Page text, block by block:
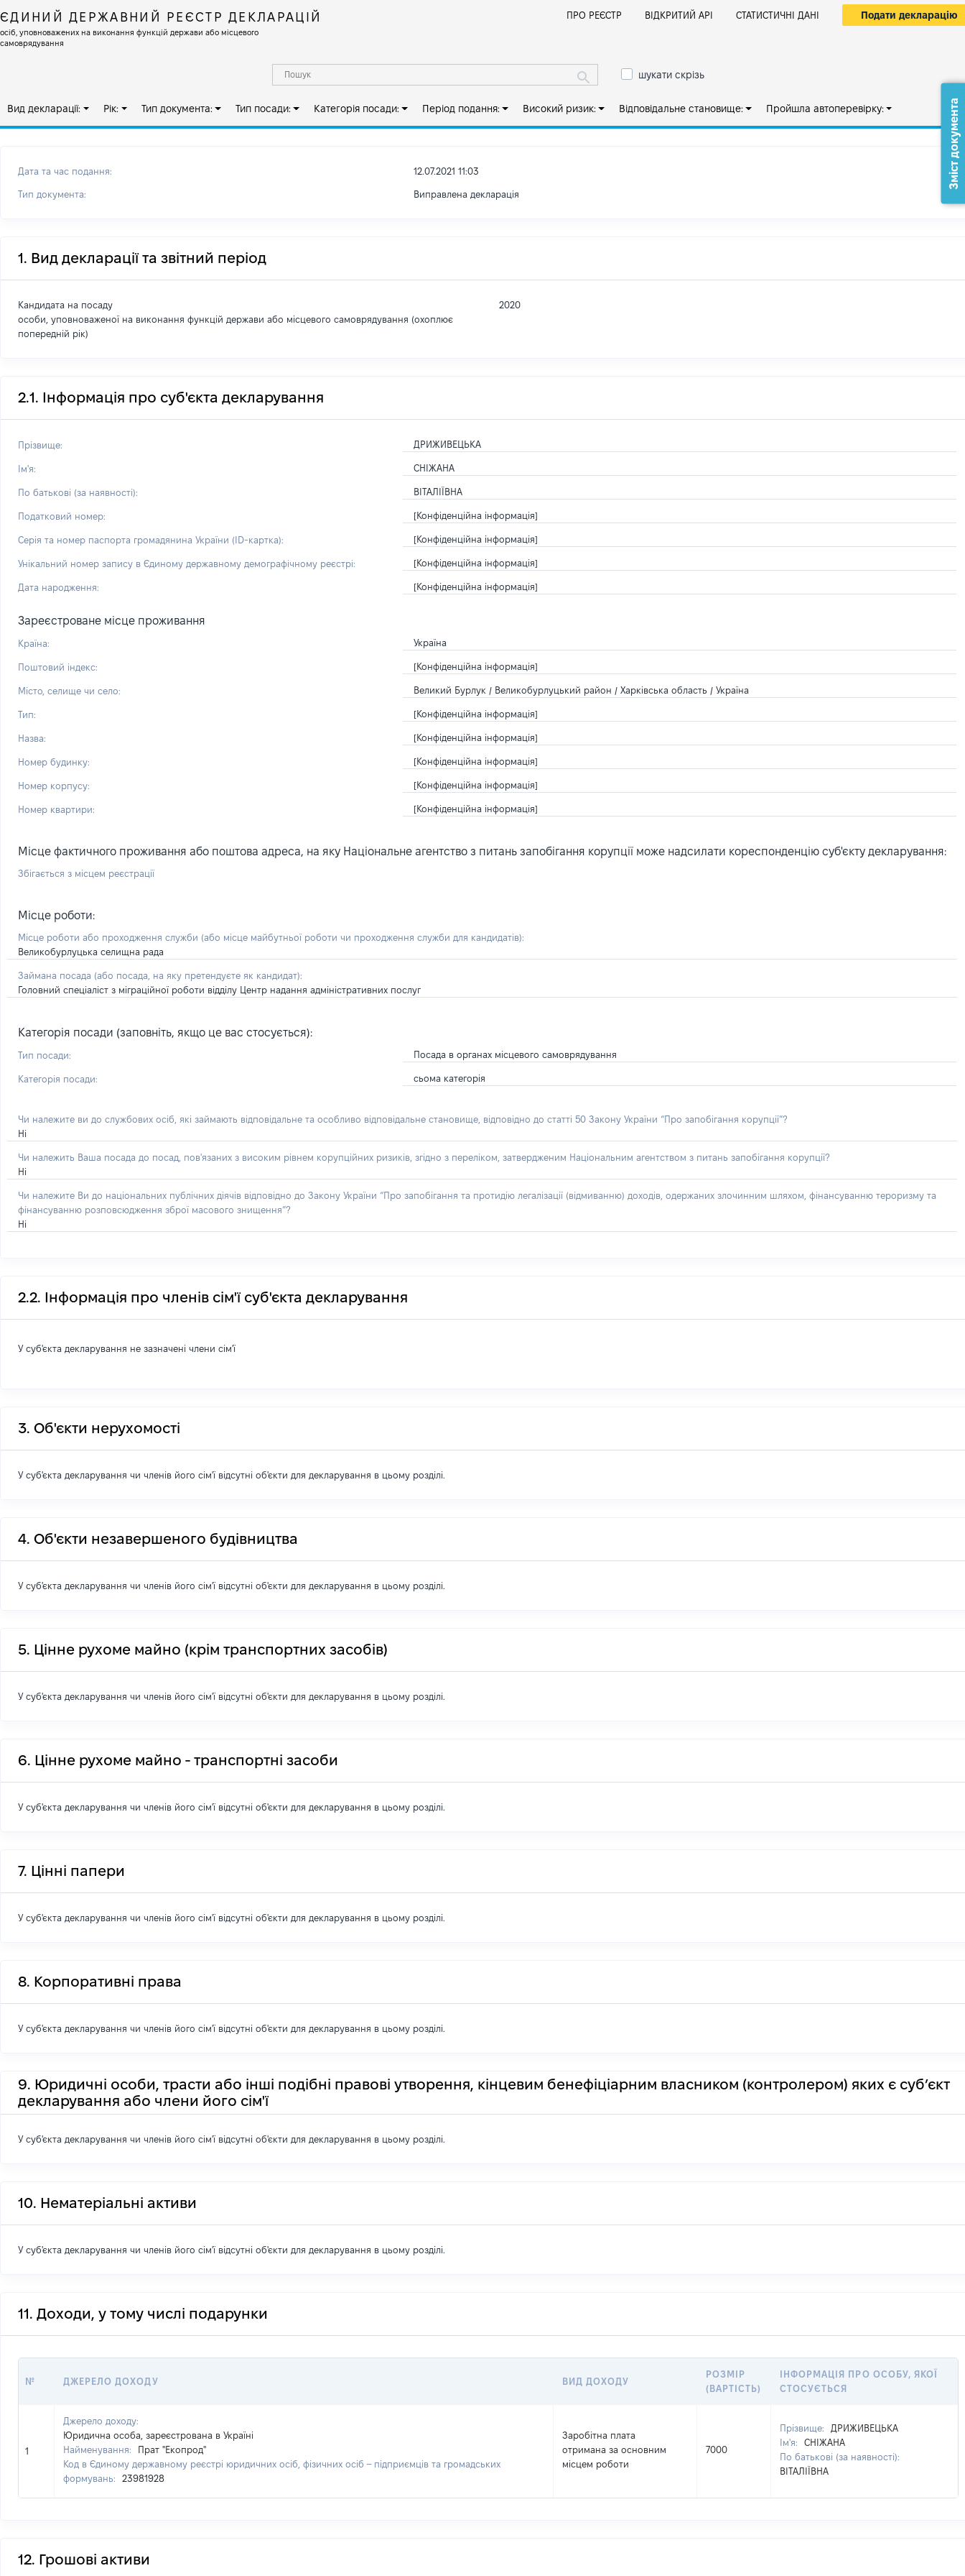
ЄДИНИЙ ДЕРЖАВНИЙ РЕЄСТР ДЕКЛАРАЦІЙ
осіб, уповноважених на виконання функцій держави або місцевого
самоврядування
ПРО РЕЄСТР ВІДКРИТИЙ АРІ СТАТИСТИЧНІ ДАНІ Подати декларацію
шукати скрізь
Вид декларації: Рік: Тип документа: Тип посади: Категорія посади: Період подання: Високий ризик: Відповідальне становище: Пройшла автоперевірку:
Дата та час подання: 12.07.2021 11:03
Тип документа: Виправлена декларація
1. Вид декларації та звітний період
Кандидата на посаду
особи, уповноваженої на виконання функцій держави або місцевого самоврядування (охоплює
попередній рік)
2020
2.1. Інформація про суб'єкта декларування
Прізвище: ДРИЖИВЕЦЬКА
Ім'я: СНІЖАНА
По батькові (за наявності): ВІТАЛІЇВНА
Податковий номер: [Конфіденційна інформація]
Серія та номер паспорта громадянина України (ID-картка): [Конфіденційна інформація]
Унікальний номер запису в Єдиному державному демографічному реєстрі: [Конфіденційна інформація]
Дата народження: [Конфіденційна інформація]
Зареєстроване місце проживання
Країна: Україна
Поштовий індекс: [Конфіденційна інформація]
Місто, селище чи село: Великий Бурлук / Великобурлуцький район / Харківська область / Україна
Тип: [Конфіденційна інформація]
Назва: [Конфіденційна інформація]
Номер будинку: [Конфіденційна інформація]
Номер корпусу: [Конфіденційна інформація]
Номер квартири: [Конфіденційна інформація]
Місце фактичного проживання або поштова адреса, на яку Національне агентство з питань запобігання корупції може надсилати кореспонденцію суб'єкту декларування:
Збігається з місцем реєстрації
Місце роботи:
Місце роботи або проходження служби (або місце майбутньої роботи чи проходження служби для кандидатів):
Великобурлуцька селищна рада
Займана посада (або посада, на яку претендуєте як кандидат):
Головний спеціаліст з міграційної роботи відділу Центр надання адміністративних послуг
Категорія посади (заповніть, якщо це вас стосується):
Тип посади: Посада в органах місцевого самоврядування
Категорія посади: сьома категорія
Чи належите ви до службових осіб, які займають відповідальне та особливо відповідальне становище, відповідно до статті 50 Закону України “Про запобігання корупції”?
Ні
Чи належить Ваша посада до посад, пов'язаних з високим рівнем корупційних ризиків, згідно з переліком, затвердженим Національним агентством з питань запобігання корупції?
Ні
Чи належите Ви до національних публічних діячів відповідно до Закону України “Про запобігання та протидію легалізації (відмиванню) доходів, одержаних злочинним шляхом, фінансуванню тероризму та
фінансуванню розповсюдження зброї масового знищення”?
Ні
2.2. Інформація про членів сім'ї суб'єкта декларування
У суб'єкта декларування не зазначені члени сім'ї
3. Об'єкти нерухомості
У суб'єкта декларування чи членів його сім'ї відсутні об'єкти для декларування в цьому розділі.
4. Об'єкти незавершеного будівництва
У суб'єкта декларування чи членів його сім'ї відсутні об'єкти для декларування в цьому розділі.
5. Цінне рухоме майно (крім транспортних засобів)
У суб'єкта декларування чи членів його сім'ї відсутні об'єкти для декларування в цьому розділі.
6. Цінне рухоме майно - транспортні засоби
У суб'єкта декларування чи членів його сім'ї відсутні об'єкти для декларування в цьому розділі.
7. Цінні папери
У суб'єкта декларування чи членів його сім'ї відсутні об'єкти для декларування в цьому розділі.
8. Корпоративні права
У суб'єкта декларування чи членів його сім'ї відсутні об'єкти для декларування в цьому розділі.
9. Юридичні особи, трасти або інші подібні правові утворення, кінцевим бенефіціарним власником (контролером) яких є суб’єкт
декларування або члени його сім'ї
У суб'єкта декларування чи членів його сім'ї відсутні об'єкти для декларування в цьому розділі.
10. Нематеріальні активи
У суб'єкта декларування чи членів його сім'ї відсутні об'єкти для декларування в цьому розділі.
11. Доходи, у тому числі подарунки
№ ДЖЕРЕЛО ДОХОДУ ВИД ДОХОДУ
РОЗМІР
(ВАРТІСТЬ)
ІНФОРМАЦІЯ ПРО ОСОБУ, ЯКОЇ
СТОСУЄТЬСЯ
1
Джерело доходу:
Юридична особа, зареєстрована в Україні
Найменування:
Прат "Екопрод"
Код в Єдиному державному реєстрі юридичних осіб, фізичних осіб – підприємців та громадських
формувань:
23981928
Заробітна плата
отримана за основним
місцем роботи
7000
Прізвище:
ДРИЖИВЕЦЬКА
Ім'я:
СНІЖАНА
По батькові (за наявності):
ВІТАЛІЇВНА
12. Грошові активи
Зміст документа